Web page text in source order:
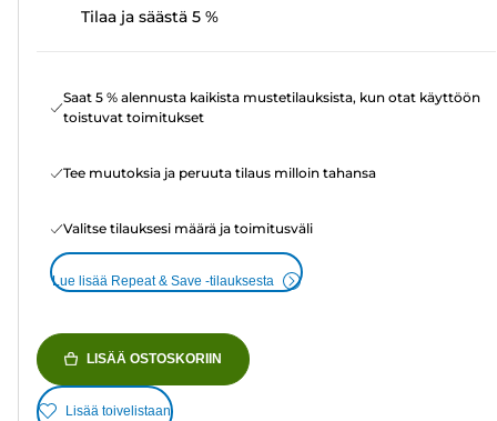
Tilaa ja säästä 5 %
Saat 5 % alennusta kaikista mustetilauksista, kun otat käyttöön
toistuvat toimitukset
Tee muutoksia ja peruuta tilaus milloin tahansa
Valitse tilauksesi määrä ja toimitusväli
Lue lisää Repeat & Save -tilauksesta
LISÄÄ OSTOSKORIIN
Lisää toivelistaan